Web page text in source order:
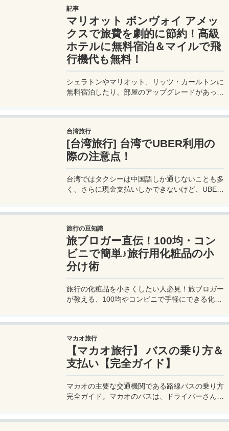
最適です。初年度の年会費無料も魅力。ステータ
スと実用性を兼ね備えたビジネスカードで、あな
たのビジネスをワンランクアップさせませんか？
記事
マリオット ボンヴォイ アメッ
クスで旅費を劇的に節約！高級
ホテルに無料宿泊＆マイルで飛
行機代も無料！
シェラトンやマリオット、リッツ・カールトンに
無料宿泊したり、部屋のアップグレードがあった
カード 」の魅力とメリット、デメリットを交え
詳しく紹介していきたい。
台湾旅行
[台湾旅行] 台湾でUBER利用の
際の注意点！
台湾ではタクシーは中国語しか通じないことも多
く、さらに現金支払いしかできないけど、UBER
舞われることもあるので注意が必要だ。
旅行の豆知識
旅ブロガー直伝！100均・コン
ビニで簡単♪旅行用化粧品の小
分け術
旅行の化粧品を小さくしたい人必見！旅ブロガー
が教える、100均やコンビニで手軽にできる化粧
マカオ旅行
【マカオ旅行】 バスの乗り方＆
支払い【完全ガイド】
マカオの主要な交通機関である路線バスの乗り方
完全ガイド。マカオのバスは、ドライバーさんも